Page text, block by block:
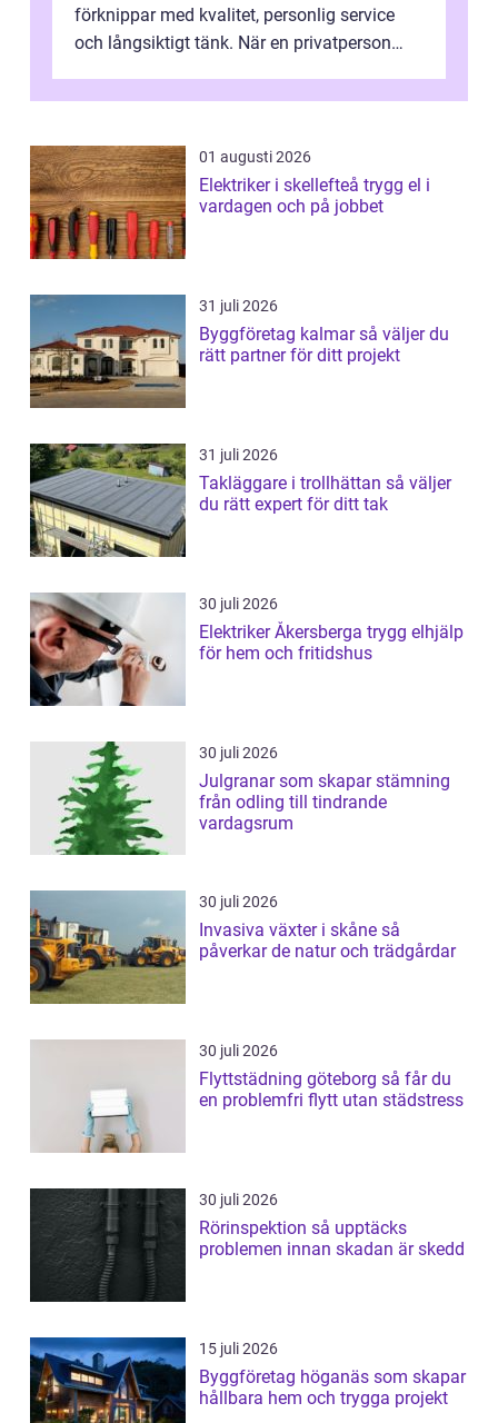
förknippar med kvalitet, personlig service
och långsiktigt tänk. När en privatperson
01 augusti 2026
Elektriker i skellefteå trygg el i
vardagen och på jobbet
31 juli 2026
Byggföretag kalmar så väljer du
rätt partner för ditt projekt
31 juli 2026
Takläggare i trollhättan så väljer
du rätt expert för ditt tak
30 juli 2026
Elektriker Åkersberga trygg elhjälp
för hem och fritidshus
30 juli 2026
Julgranar som skapar stämning
från odling till tindrande
vardagsrum
30 juli 2026
Invasiva växter i skåne så
påverkar de natur och trädgårdar
30 juli 2026
Flyttstädning göteborg så får du
en problemfri flytt utan städstress
30 juli 2026
Rörinspektion så upptäcks
problemen innan skadan är skedd
15 juli 2026
Byggföretag höganäs som skapar
hållbara hem och trygga projekt